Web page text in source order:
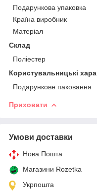
Подарункова упаковка
Країна виробник
Матеріал
Склад
Поліестер
Користувальницькі
Подарункове паковання
Приховати
Умови доставки
Нова Пошта
Магазини Rozetka
Укрпошта